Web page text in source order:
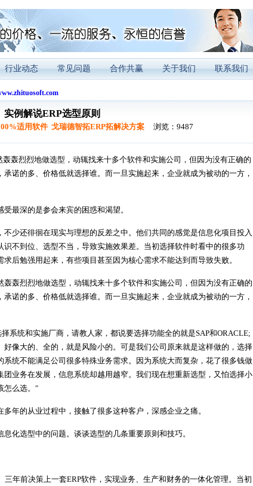
行业动态 常见问题 合作共赢 关于我们 联系我们
实例解说ERP选型原则
适用软件 戈瑞德智拓ERP拓解决方案浏览：9487
烈烈地做选型，动辄找来十多个软件和实施公司，但因为没有正确的
诺的多、价格低就选择谁。而一旦实施起来，企业就成为被动的一方，
最深的是参会来宾的困惑和渴望。
还徘徊在现实与理想的反差之中。他们共同的感觉是信息化项目投入
不到位、选型不当，导致实施效果差。当初选择软件时看中的很多功
后勉强用起来，有些项目甚至因为核心需求不能达到而导致失败。
烈烈地做选型，动辄找来十多个软件和实施公司，但因为没有正确的
诺的多、价格低就选择谁。而一旦实施起来，企业就成为被动的一方，
统和实施厂商，请教人家，都说要选择功能全的就是SAP和ORACLE;
像大的、全的，就是风险小的。可是我们公司原来就是这样做的，选择
统不能满足公司很多特殊业务需求。因为系统大而复杂，花了很多钱做
业务在发展，信息系统却越用越窄。我们现在想重新选型，又怕选择小
怎么选。"
的从业过程中，接触了很多这种客户，深感企业之痛。
选型中的问题。谈谈选型的几条重要原则和技巧。
前决策上一套ERP软件，实现业务、生产和财务的一体化管理。当初